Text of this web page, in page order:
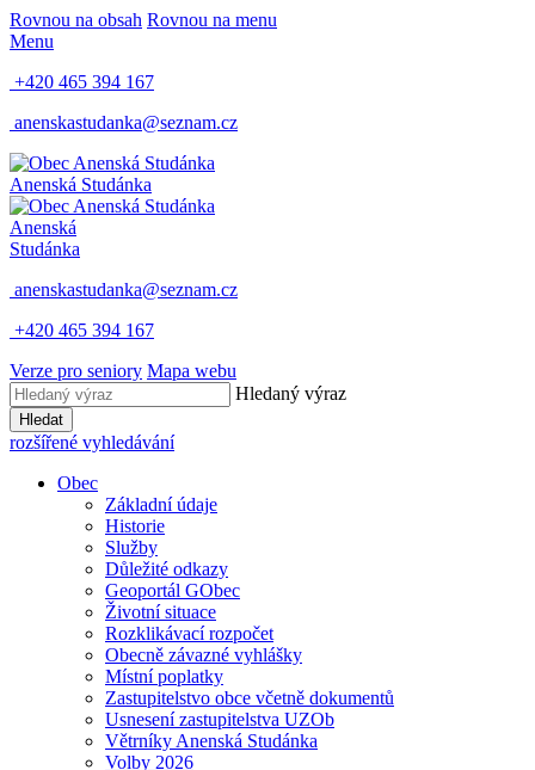
Rovnou na obsah Rovnou na menu
Menu
+420 465 394 167
anenskastudanka@seznam.cz
Anenská Studánka
Anenská
Studánka
anenskastudanka@seznam.cz
+420 465 394 167
Verze pro seniory Mapa webu
Hledaný výraz
Hledat
rozšířené vyhledávání
Obec
Základní údaje
Historie
Služby
Důležité odkazy
Geoportál GObec
Životní situace
Rozklikávací rozpočet
Obecně závazné vyhlášky
Místní poplatky
Zastupitelstvo obce včetně dokumentů
Usnesení zastupitelstva UZOb
Větrníky Anenská Studánka
Volby 2026